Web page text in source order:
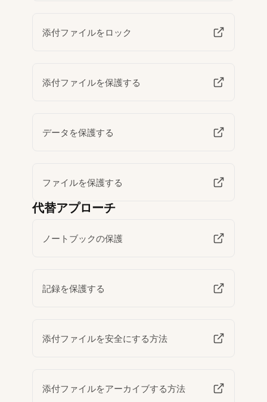
添付ファイルをロック
添付ファイルを保護する
データを保護する
ファイルを保護する
代替アプローチ
ノートブックの保護
記録を保護する
添付ファイルを安全にする方法
添付ファイルをアーカイブする方法